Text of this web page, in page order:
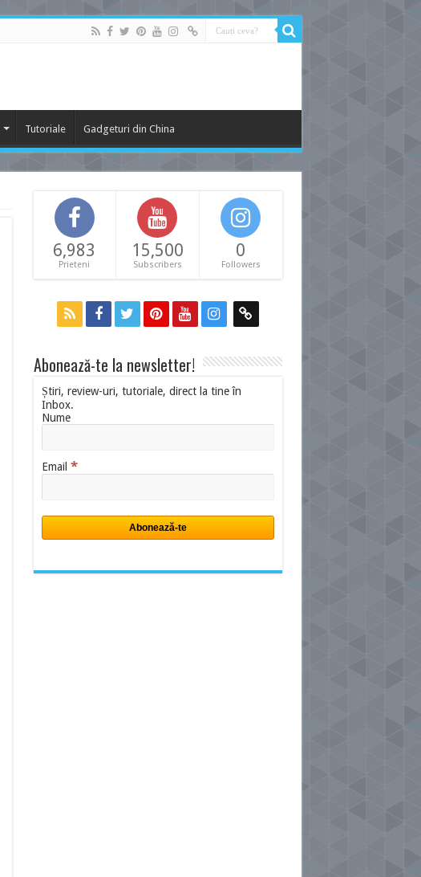
Tutoriale Gadgeturi din China
6,983
Prieteni
15,500
Subscribers
0
Followers
Abonează-te la newsletter!
Știri, review-uri, tutoriale, direct la tine în
Inbox.
Nume
Email *